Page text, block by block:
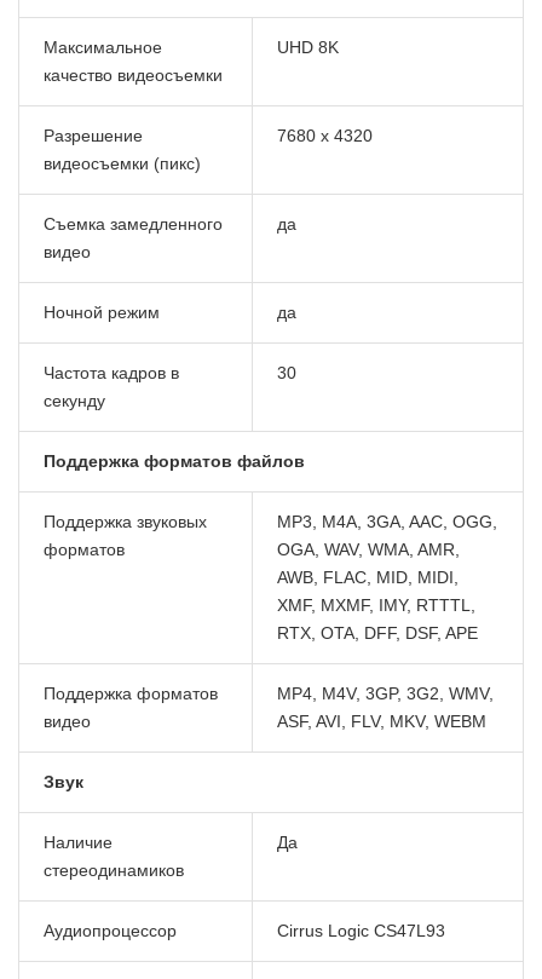
Максимальное
качество видеосъемки
UHD 8K
Разрешение
видеосъемки (пикс)
7680 x 4320
Съемка замедленного
видео
да
Ночной режим да
Частота кадров в
секунду
30
Поддержка форматов файлов
Поддержка звуковых
форматов
MP3, M4A, 3GA, AAC, OGG,
OGA, WAV, WMA, AMR,
AWB, FLAC, MID, MIDI,
XMF, MXMF, IMY, RTTTL,
RTX, OTA, DFF, DSF, APE
Поддержка форматов
видео
MP4, M4V, 3GP, 3G2, WMV,
ASF, AVI, FLV, MKV, WEBM
Звук
Наличие
стереодинамиков
Да
Аудиопроцессор Cirrus Logic CS47L93